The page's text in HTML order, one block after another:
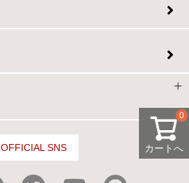
カートへ
0
OFFICIAL SNS